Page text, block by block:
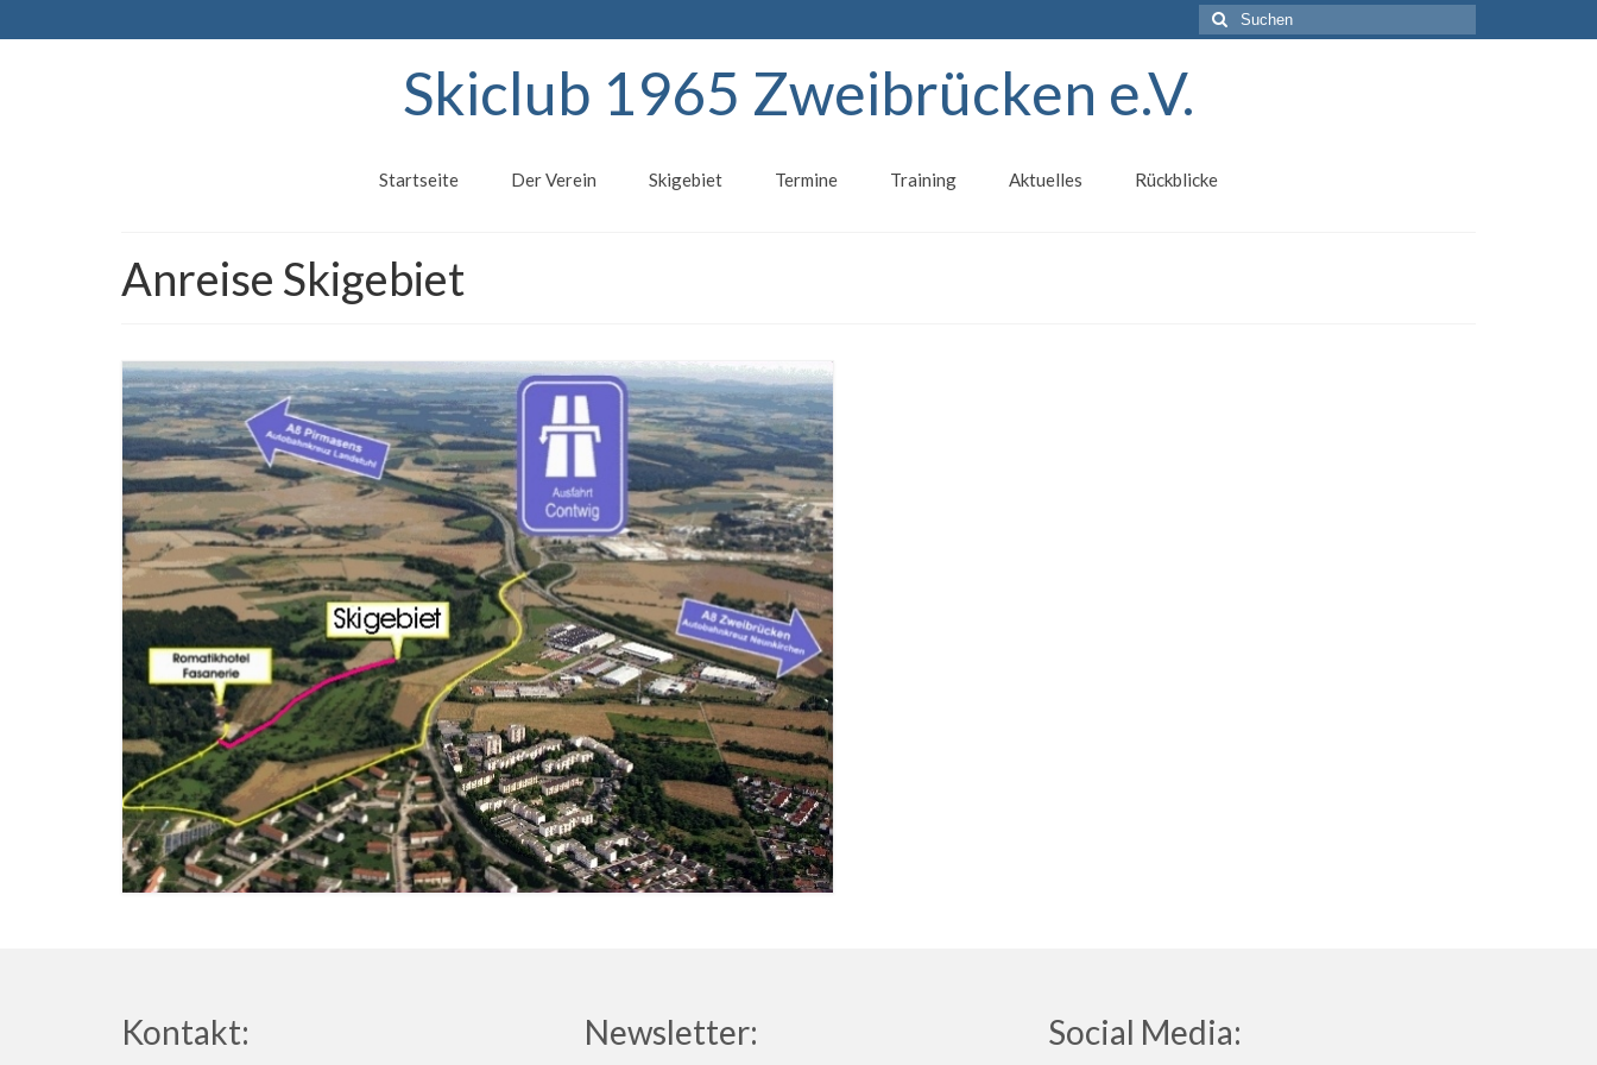
Suchen
nach:
Skiclub 1965 Zweibrücken e.V.
Startseite Der Verein Skigebiet Termine Training Aktuelles Rückblicke
Anreise Skigebiet
Kontakt: Newsletter: Social Media: